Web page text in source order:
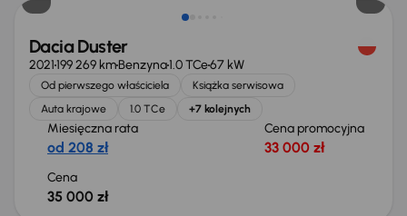
Dacia Duster
2021199 269 kmBenzyna1.0 TCe67 kW
Od pierwszego właściciela
Książka serwisowa
Auta krajowe
1.0 TCe +7 kolejnych
Miesięczna rata
od 208 zł
Cena promocyjna
33 000 zł
Cena
35 000 zł
Taniej o 500 zł